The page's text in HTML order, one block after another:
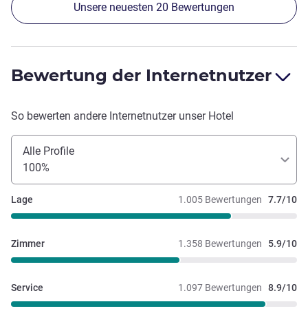
Unsere neuesten 20 Bewertungen
Bewertung der Internetnutzer
So bewerten andere Internetnutzer unser Hotel
Alle Profile
100%
1.005 Bewertungen 7.7/10
Lage
1.358 Bewertungen 5.9/10
Zimmer
1.097 Bewertungen 8.9/10
Service